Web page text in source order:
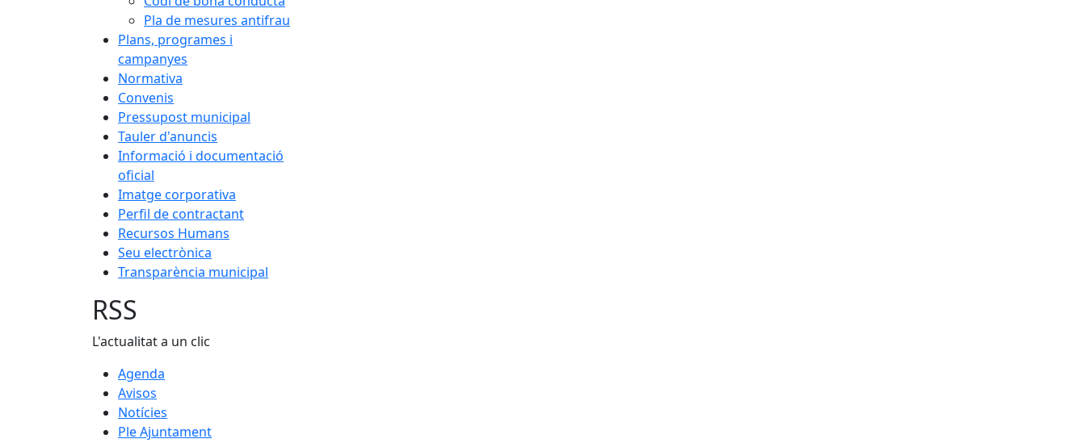
Pla de mesures antifrau
Plans, programes i
campanyes
Normativa
Convenis
Pressupost municipal
Tauler d'anuncis
Informació i documentació
oficial
Imatge corporativa
Perfil de contractant
Recursos Humans
Seu electrònica
Transparència municipal
RSS
L'actualitat a un clic
Agenda
Avisos
Notícies
Ple Ajuntament